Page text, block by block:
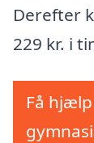
Derefter
229 kr. i
Få